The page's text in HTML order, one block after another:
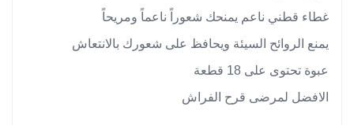
غطاء قطني ناعم يمنحك شعوراً ناعماً ومريحاً
يمنع الروائح السيئة ويحافظ على شعورك بالانتعاش
عبوة تحتوى على 18 قطعة
الافضل لمرضى قرح الفراش